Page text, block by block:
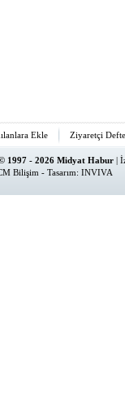
Ekle Ziyaretçi
1997 - 2026 Midyat Habur |
Bilişim - Tasarım: INVIVA